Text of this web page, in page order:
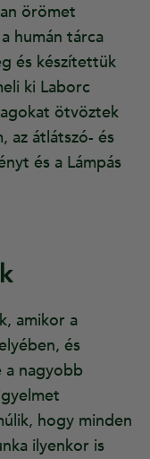
örömet
humán tárca
és készítettük
ki Laborc
ötvöztek
az átlátszó- és
és a Lámpás
amikor a
és
a nagyobb
hogy minden
ilyenkor is